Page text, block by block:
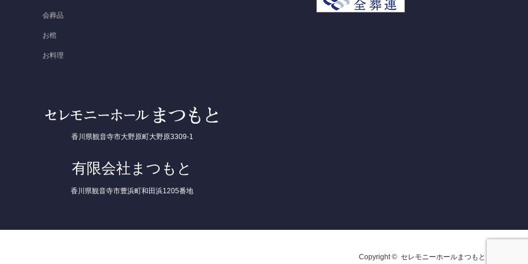
会葬品
お棺
お料理
香川県観音寺市大野原町大野原3309-1
有限会社まつもと
香川県観音寺市豊浜町和田浜1205番地
Copyright © セレモニーホールまつもと